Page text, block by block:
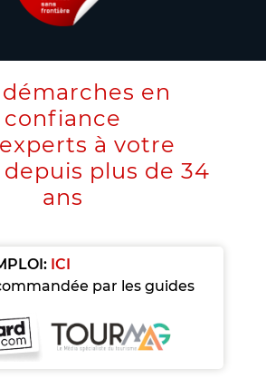
démarches en
confiance
à votre
plus de 34
ans
ICI
par les guides